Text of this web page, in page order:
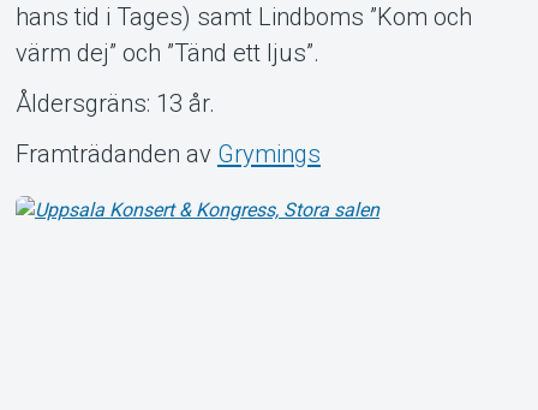
hans tid i Tages) samt Lindboms ”Kom och
värm dej” och ”Tänd ett ljus”.
Åldersgräns: 13 år.
Framträdanden av Grymings